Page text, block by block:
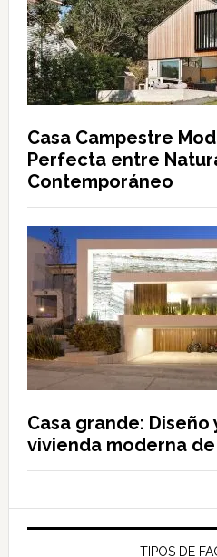
Casa Campestre
Perfecta entre
Contemporáneo
Casa grande: Diseño
vivienda moderna
TIPOS DE